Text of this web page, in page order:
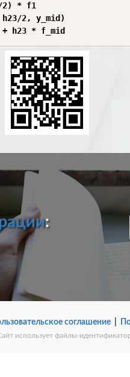
* f1
2, y_mid)
h23 * f_mid
:
соглашение|
использует файлы-